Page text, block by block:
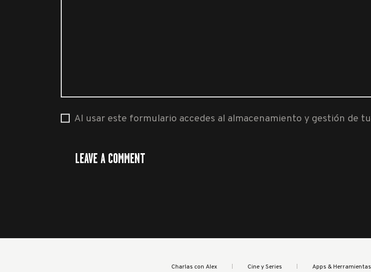
Al usar este formulario accedes al almacenamiento y gestión de
Charlas con Alex Cine y Series Apps & Herramientas